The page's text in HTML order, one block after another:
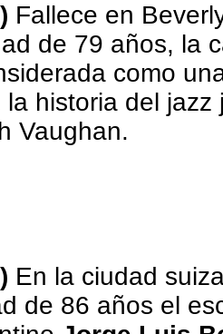
Fallece en
de 79 años, la
como
historia del jazz
Vaughan.
En la ciudad
de 86 años el